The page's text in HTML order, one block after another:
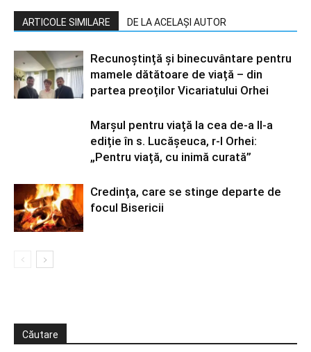
ARTICOLE SIMILARE DE LA ACELAȘI AUTOR
Recunoștință și binecuvântare pentru
mamele dătătoare de viață – din
partea preoților Vicariatului Orhei
Marșul pentru viață la cea de-a II-a
ediție în s. Lucășeuca, r-l Orhei:
„Pentru viață, cu inimă curată”
Credința, care se stinge departe de
focul Bisericii
Căutare